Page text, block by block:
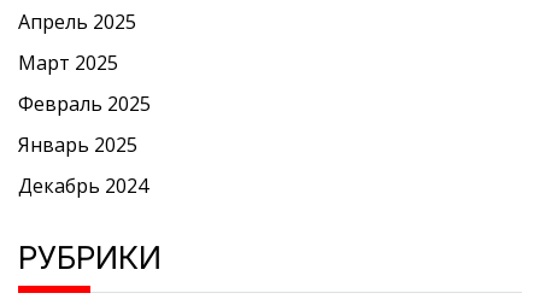
Апрель 2025
Март 2025
Февраль 2025
Январь 2025
Декабрь 2024
РУБРИКИ